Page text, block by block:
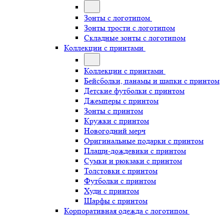
Зонты с логотипом
Зонты трости с логотипом
Складные зонты с логотипом
Коллекции с принтами
Коллекции с принтами
Бейсболки, панамы и шапки с принтом
Детские футболки с принтом
Джемперы с принтом
Зонты с принтом
Кружки с принтом
Новогодний мерч
Оригинальные подарки с принтом
Плащи-дождевики с принтом
Сумки и рюкзаки с принтом
Толстовки с принтом
Футболки с принтом
Худи с принтом
Шарфы с принтом
Корпоративная одежда с логотипом